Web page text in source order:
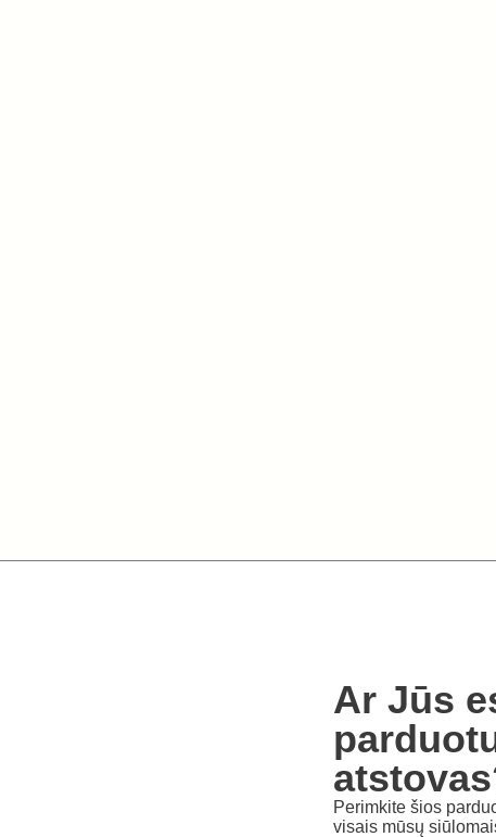
Ar Jūs
Perimkite šios
visais mūsų